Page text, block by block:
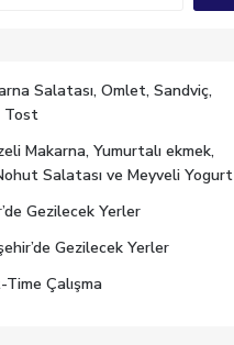
Salatası, Omlet, Sandviç,
Tost
Makarna, Yumurtalı ekmek,
Salatası ve Meyveli Yogurt
Gezilecek Yerler
Gezilecek Yerler
Çalışma